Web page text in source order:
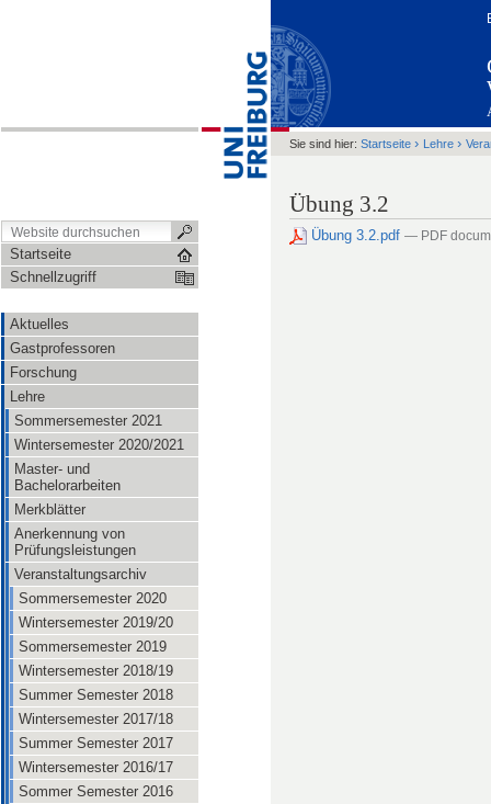
Startseite
Schnellzugriff
Aktuelles
Gastprofessoren
Forschung
Lehre
Sommersemester 2021
Wintersemester 2020/2021
Master- und
Bachelorarbeiten
Merkblätter
Anerkennung von
Prüfungsleistungen
Veranstaltungsarchiv
Sommersemester 2020
Wintersemester 2019/20
Sommersemester 2019
Wintersemester 2018/19
Summer Semester 2018
Wintersemester 2017/18
Summer Semester 2017
Wintersemester 2016/17
Sommer Semester 2016
Sie sind hier: Startseite › Lehre ›
Übung 3.2
Übung 3.2.pdf — PDF